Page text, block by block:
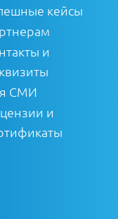
кейсы
и
СМИ
и